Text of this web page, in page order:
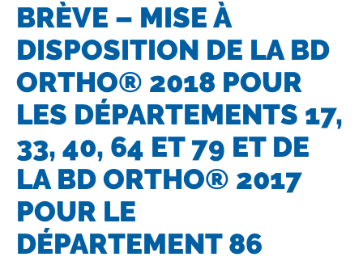
BRÈVE – MISE À
DISPOSITION DE LA BD
ORTHO® 2018 POUR
LES DÉPARTEMENTS 17,
33, 40, 64 ET 79 ET DE
LA BD ORTHO® 2017
POUR LE
DÉPARTEMENT 86